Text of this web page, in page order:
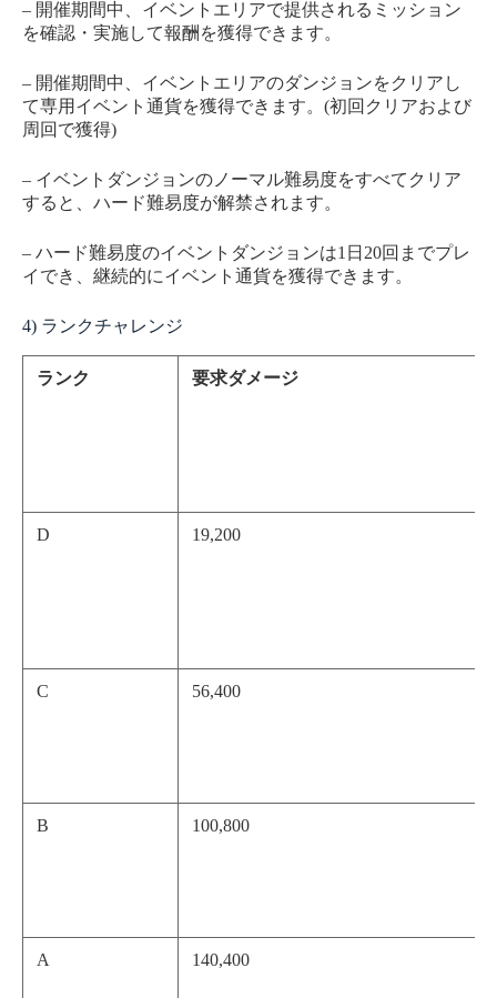
– 開催期間中、イベントエリアで提供されるミッション
を確認・実施して報酬を獲得できます。
– 開催期間中、イベントエリアのダンジョンをクリアし
て専用イベント通貨を獲得できます。(初回クリアおよび
周回で獲得)
– イベントダンジョンのノーマル難易度をすべてクリア
すると、ハード難易度が解禁されます。
– ハード難易度のイベントダンジョンは1日20回までプレ
イでき、継続的にイベント通貨を獲得できます。
4) ランクチャレンジ
ランク 要求ダメージ
D 19,200
C 56,400
B 100,800
A 140,400